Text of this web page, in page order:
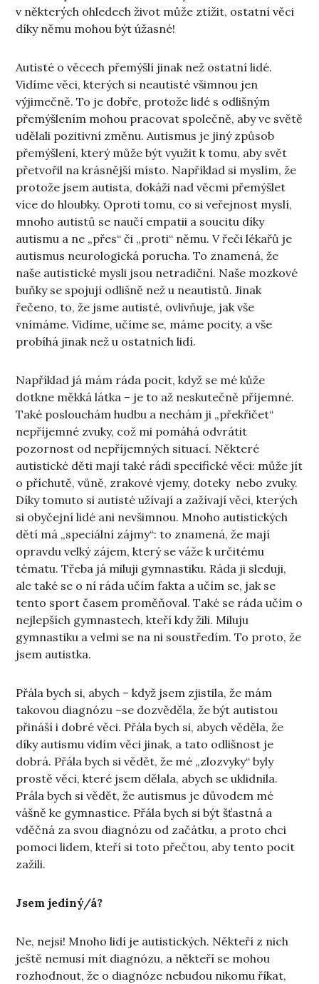
v některých ohledech život může ztížit, ostatní věci
díky němu mohou být úžasné!
Autisté o věcech přemýšlí jinak než ostatní lidé.
Vidíme věci, kterých si neautisté všimnou jen
výjimečně. To je dobře, protože lidé s odlišným
přemýšlením mohou pracovat společně, aby ve světě
udělali pozitivní změnu. Autismus je jiný způsob
přemýšlení, který může být využit k tomu, aby svět
přetvořil na krásnější místo. Například si myslím, že
protože jsem autista, dokáži nad věcmi přemýšlet
více do hloubky. Oproti tomu, co si veřejnost myslí,
mnoho autistů se naučí empatii a soucitu díky
autismu a ne „přes“ či „proti“ němu. V řeči lékařů je
autismus neurologická porucha. To znamená, že
naše autistické mysli jsou netradiční. Naše mozkové
buňky se spojují odlišně než u neautistů. Jinak
řečeno, to, že jsme autisté, ovlivňuje, jak vše
vnímáme. Vidíme, učíme se, máme pocity, a vše
probíhá jinak než u ostatních lidí.
Například já mám ráda pocit, když se mé kůže
dotkne měkká látka – je to až neskutečně příjemné.
Také poslouchám hudbu a nechám ji „překřičet“
nepříjemné zvuky, což mi pomáhá odvrátit
pozornost od nepříjemných situací. Některé
autistické děti mají také rádi specifické věci: může jít
o příchutě, vůně, zrakové vjemy, doteky nebo zvuky.
Díky tomuto si autisté užívají a zažívají věci, kterých
si obyčejní lidé ani nevšimnou. Mnoho autistických
dětí má „speciální zájmy“: to znamená, že mají
opravdu velký zájem, který se váže k určitému
tématu. Třeba já miluji gymnastiku. Ráda ji sleduji,
ale také se o ní ráda učím fakta a učím se, jak se
tento sport časem proměňoval. Také se ráda učím o
nejlepších gymnastech, kteří kdy žili. Miluju
gymnastiku a velmi se na ni soustředím. To proto, že
jsem autistka.
Přála bych si, abych – když jsem zjistila, že mám
takovou diagnózu –se dozvěděla, že být autistou
přináší i dobré věci. Přála bych si, abych věděla, že
díky autismu vidím věci jinak, a tato odlišnost je
dobrá. Přála bych si vědět, že mé „zlozvyky“ byly
prostě věci, které jsem dělala, abych se uklidnila.
Prála bych si vědět, že autismus je důvodem mé
vášně ke gymnastice. Přála bych si být šťastná a
vděčná za svou diagnózu od začátku, a proto chci
pomoci lidem, kteří si toto přečtou, aby tento pocit
zažili.
Jsem jediný/á?
Ne, nejsi! Mnoho lidí je autistických. Někteří z nich
ještě nemusí mít diagnózu, a někteří se mohou
rozhodnout, že o diagnóze nebudou nikomu říkat,